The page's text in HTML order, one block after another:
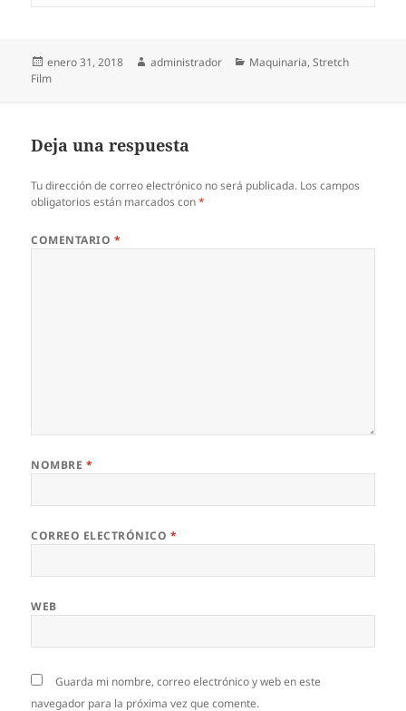
Publicado
el
enero 31, 2018 Autor
administrador Categorías
Maquinaria,Stretch
Film
Deja una respuesta
Tu dirección de correo electrónico no será publicada. Los campos
obligatorios están marcados con*
COMENTARIO *
NOMBRE *
CORREO ELECTRÓNICO *
WEB
Guarda mi nombre, correo electrónico y web en este
navegador para la próxima vez que comente.